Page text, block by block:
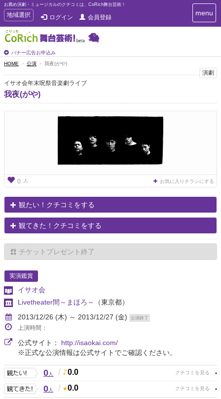
お薦め演劇・ミュージカルのクチコミは、CoRich舞台芸術！
T
o
g
g
e
n
a
v
i
g
地域選択 ログイン 会員登録
バナー広告お申込み
T
o
i
g
menu
HOME 公演 我夜(がや)
演劇
イサオ会年末呪祭音楽劇ライブ
我夜(がや)
0 人 お気に入りチラシにする
観たい！クチコミをする
観てきた！クチコミをする
チケットプレゼント終了
実演鑑賞
イサオ会
Livetheater間～まほろ～
（東京都）
2013/12/26 (木) ～ 2013/12/27 (金)
公演終了
上演時間：
公式サイト： http://isaokai.com/
※正式な公演情報は公式サイトでご確認ください。
0人 / 0.0
0人 / 0.0